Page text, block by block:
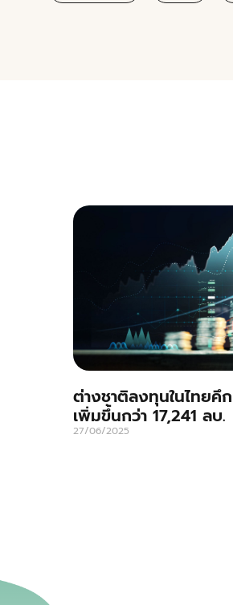
ต่างชาติลงทุนในไทยคึ
เพิ่มขึ้นกว่า 17,241 ลบ.
27/06/2025